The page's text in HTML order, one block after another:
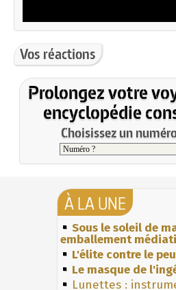
Vos réactions
Prolongez votre
encyclopédie
Choisissez un
À LA UNE
Sous le soleil de
emballement
L'élite contre le
Le masque de
Lunettes :